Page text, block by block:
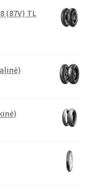
(87V) TL